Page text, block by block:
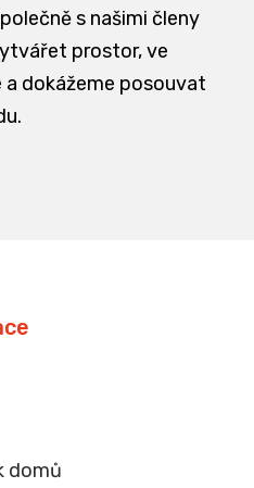
s našimi členy
prostor, ve
dokážeme posouvat
domů